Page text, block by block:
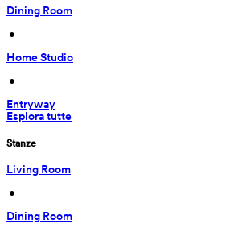
Dining Room
•
Home Studio
•
Entryway
Esplora tutte
Stanze
Living Room
•
Dining Room